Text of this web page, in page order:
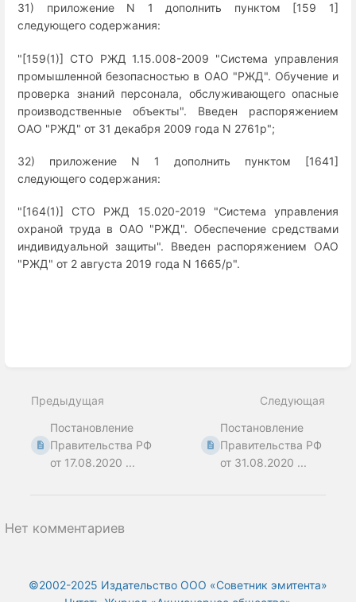
31) приложение N 1 дополнить пунктом [159 1]
следующего содержания:
"[159(1)] СТО РЖД 1.15.008-2009 "Система управления
промышленной безопасностью в ОАО "РЖД". Обучение и
проверка знаний персонала, обслуживающего опасные
производственные объекты". Введен распоряжением
ОАО "РЖД" от 31 декабря 2009 года N 2761р";
32) приложение N 1 дополнить пунктом [1641]
следующего содержания:
"[164(1)] СТО РЖД 15.020-2019 "Система управления
охраной труда в ОАО "РЖД". Обеспечение средствами
индивидуальной защиты". Введен распоряжением ОАО
"РЖД" от 2 августа 2019 года N 1665/р".
mode
Предыдущая
Постановление
Правительства РФ
от 17.08.2020 ...
Следующая
Постановление
Правительства РФ
от 31.08.2020 ...
Нет комментариев
©2002-2025 Издательство ООО «‎Советник эмитента»